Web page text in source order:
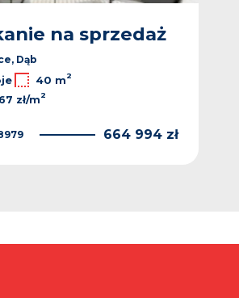
na sprzedaż
Dąb
40 m2
zł/m2
664 994 zł